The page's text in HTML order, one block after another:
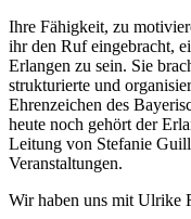
Ihre Fähigkeit, zu
ihr den Ruf eingebracht,
Erlangen zu sein. Sie
strukturierte und
Ehrenzeichen des
heute noch gehört der
Leitung von Stefanie
Veranstaltungen.
Wir haben uns mit Ulrike